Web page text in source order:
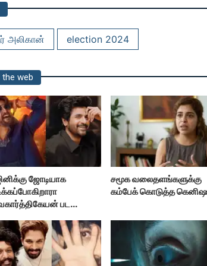
அலிகான் election 2024
web
ஜோடியாக
பட
சமூக வலைதளங்களுக்கு
கம்பேக் கொடுத்த